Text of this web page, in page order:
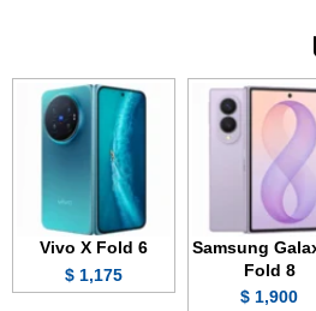
Samsung
Fold 8
1,900 $
Vivo X Fold 6
1,175 $